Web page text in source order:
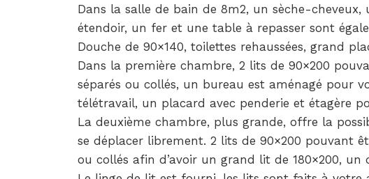
Dans la salle de bain de 8m2, un sèche-cheveux,
étendoir, un fer et une table à repasser sont
Douche de 90×140, toilettes rehaussées, grand
Dans la première chambre, 2 lits de 90×200
séparés ou collés, un bureau est aménagé pour
télétravail, un placard avec penderie et étagère
La deuxième chambre, plus grande, offre la
se déplacer librement. 2 lits de 90×200 pouvant
ou collés afin d’avoir un grand lit de 180×200, un